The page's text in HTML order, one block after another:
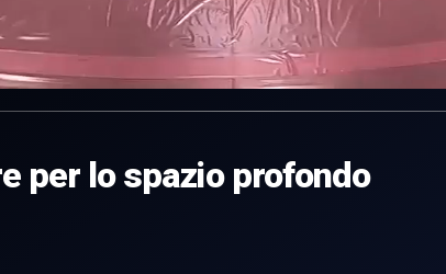
per lo spazio profondo